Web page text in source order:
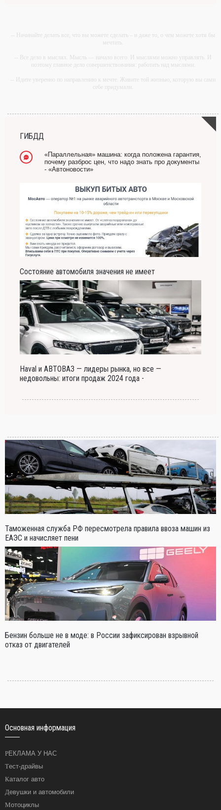
-- Начинайте делать все, что вы можете сделать – и даже то, о чем можете хотя бы
мечтать.
-- Все дело в мыслях. Мысль — начало всего. И мыслями можно управлять. И
поэтому главное дело совершенствования: работать над мыслями.
-- Идите уверенно по направлению к мечте. Живите той жизнью, которую вы сами
себе придумали.
-- Лучшее, что можно сделать с хорошим советом, это пропустить его мимо ушей.
Он никогда не бывает полезен никому, кроме того, кто его дал.
ГИБДД
«Параллельная» машина: когда положена гарантия,
почему разброс цен, что надо знать про документы
- «Автоновости»
Состояние автомобиля значения не имеет
Haval и АВТОВАЗ — лидеры рынка, но все —
недовольны: итоги продаж 2024 года -
Таможенная служба РФ пересмотрела правила ввоза машин из
ЕАЭС и начисляет пени
Бензин больше не в моде: в России зафиксирован взрывной
отказ от двигателей
Основная информация
РЕКЛАМА У НАС
Тест-драйвы
Каталог авто
Девушки и автомобили
Мотоциклы